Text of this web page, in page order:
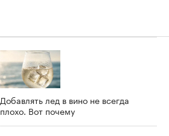
Добавлять лед в вино не всегда
плохо. Вот почему